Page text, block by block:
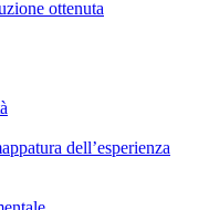
ottenuta
dell’esperienza